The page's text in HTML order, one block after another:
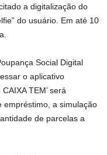
a digitalização do
do usuário. Em até 10
Social Digital
o aplicativo
TEM’ será
empréstimo, a simulação
de parcelas a